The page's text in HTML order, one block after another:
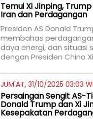
Temui Xi Jinping,
Iran dan Perdagangan
Presiden AS Donald
membahas
daya energi, dan situasi
dengan Presiden China
JUM'AT, 31/10/2025 03:03
Persaingan Sengit AS-
Donald Trump dan Xi
Kesepakatan